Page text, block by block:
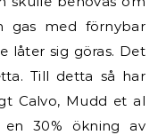
gas med förnybar
låter sig göras. Det
Till detta så har
Calvo, Mudd et al
30% ökning av